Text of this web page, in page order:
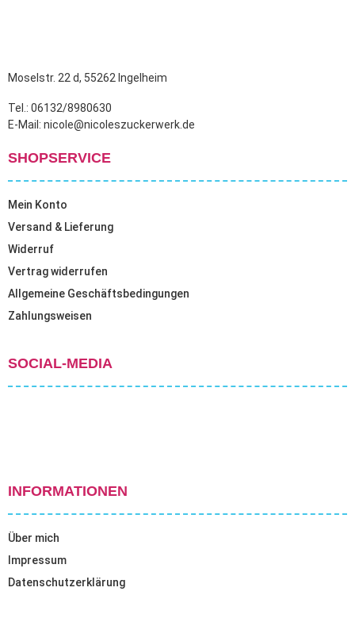
Moselstr. 22 d, 55262 Ingelheim
Tel.: 06132/8980630
E-Mail: nicole@nicoleszuckerwerk.de
SHOPSERVICE
Mein Konto
Versand & Lieferung
Widerruf
Vertrag widerrufen
Allgemeine Geschäftsbedingungen
Zahlungsweisen
SOCIAL-MEDIA
INFORMATIONEN
Über mich
Impressum
Datenschutzerklärung